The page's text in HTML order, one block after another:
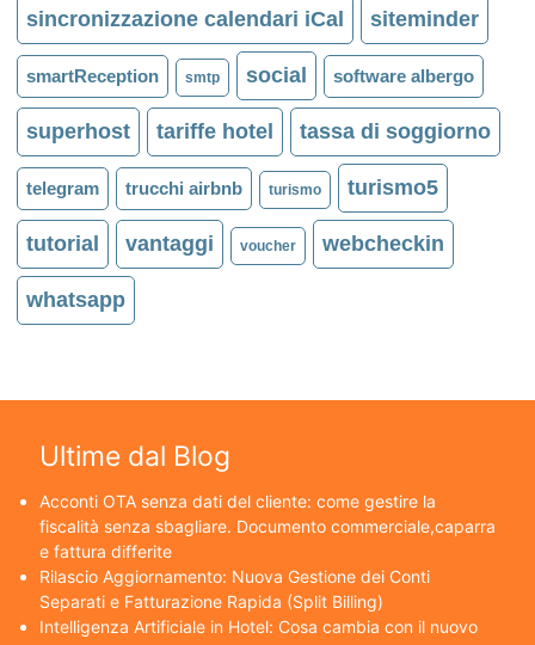
sincronizzazione calendari iCal siteminder
smartReception smtp social software albergo
superhost tariffe hotel tassa di soggiorno
telegram trucchi airbnb turismo turismo5
tutorial vantaggi voucher webcheckin
whatsapp
Ultime dal Blog
Acconti OTA senza dati del cliente: come gestire la
fiscalità senza sbagliare. Documento commerciale,caparra
e fattura differite
Rilascio Aggiornamento: Nuova Gestione dei Conti
Separati e Fatturazione Rapida (Split Billing)
Intelligenza Artificiale in Hotel: Cosa cambia con il nuovo